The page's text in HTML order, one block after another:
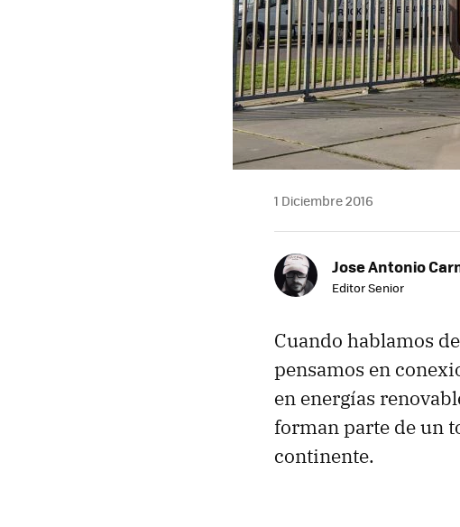
1 Diciembre 2016
Jose Antonio
Editor Senior
Cuando hablamos de
pensamos en
en energías
forman parte de un
continente.